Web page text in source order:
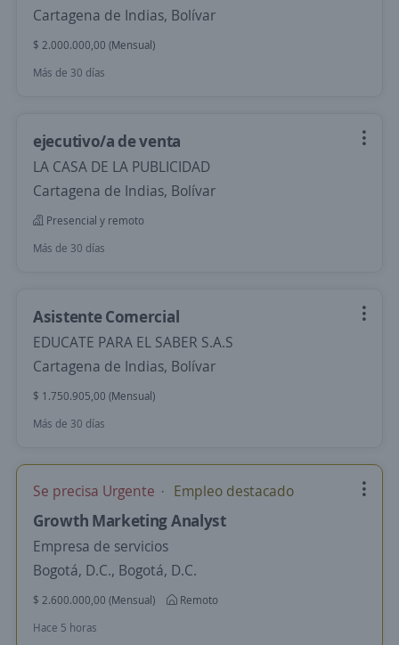
Cartagena de Indias, Bolívar
$ 2.000.000,00 (Mensual)
Más de 30 días
ejecutivo/a de venta
LA CASA DE LA PUBLICIDAD
Cartagena de Indias, Bolívar
Presencial y remoto
Más de 30 días
Asistente Comercial
EDUCATE PARA EL SABER S.A.S
Cartagena de Indias, Bolívar
$ 1.750.905,00 (Mensual)
Más de 30 días
Se precisa Urgente Empleo destacado
Growth Marketing Analyst
Empresa de servicios
Bogotá, D.C., Bogotá, D.C.
$ 2.600.000,00 (Mensual)
Remoto
Hace 5 horas